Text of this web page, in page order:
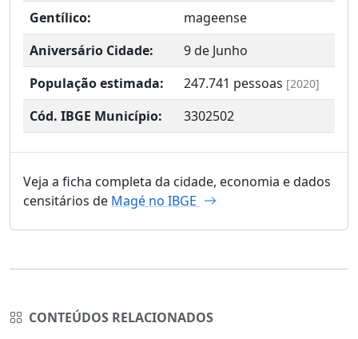
Gentílico:
mageense
Aniversário Cidade:
9 de Junho
População estimada:
247.741 pessoas [2020]
Cód. IBGE Município: 3302502
Veja a ficha completa da cidade, economia e dados
censitários de Magé no IBGE
CONTEÚDOS RELACIONADOS